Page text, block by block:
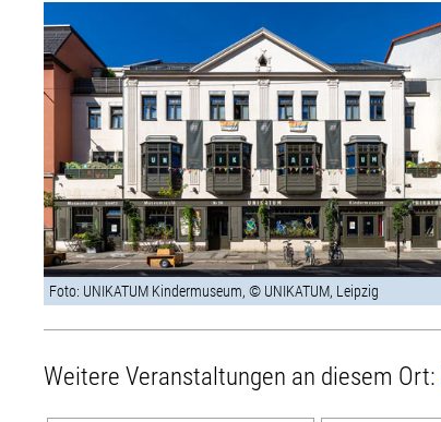
Foto: UNIKATUM Kindermuseum, © UNIKATUM, Leipzig
Weitere Veranstaltungen an diesem Ort: